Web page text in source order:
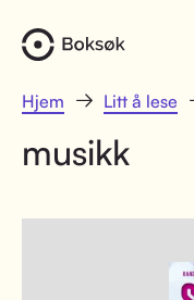
Hjem Litt å lese
musikk